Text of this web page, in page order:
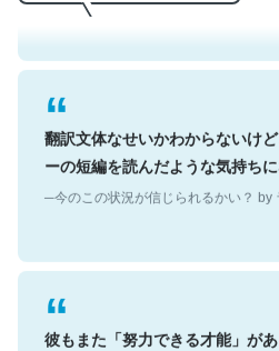
翻訳文体なせいかわからないけ
ーの短編を読んだような気持ちに
─今のこの状況が信じられるかい？ by
彼もまた「努力できる才能」があ